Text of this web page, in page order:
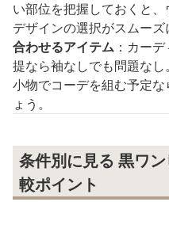
い部位を把握しておくと
デザインの選択がスムーズ
合わせるアイテム ：カー
提なら袖なしでも問題なし。
小物でコーデを組む予定
ょう。
条件別に見る 黒ワ
較ポイント